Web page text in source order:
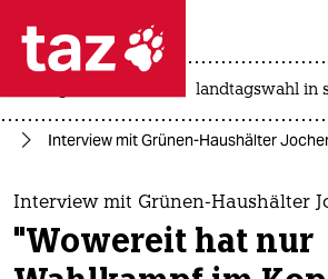
 taz zahl ich
taz zahl ich
themen
politik
landtagswahl in
Interview mit Grünen-Haushälter
Interview mit Grünen-Haushälter
"Wowereit hat nur